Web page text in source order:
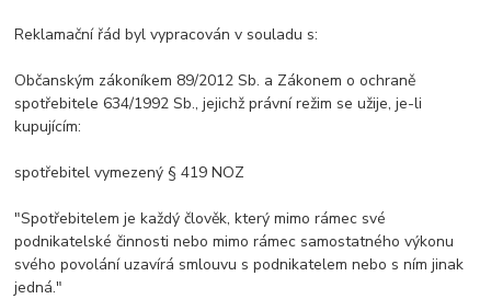
Reklamační řád byl vypracován v souladu s:
Občanským zákoníkem 89/2012 Sb. a Zákonem o ochraně
spotřebitele 634/1992 Sb., jejichž právní režim se užije, je-li
kupujícím:
spotřebitel vymezený § 419 NOZ
"Spotřebitelem je každý člověk, který mimo rámec své
podnikatelské činnosti nebo mimo rámec samostatného výkonu
svého povolání uzavírá smlouvu s podnikatelem nebo s ním jinak
jedná."